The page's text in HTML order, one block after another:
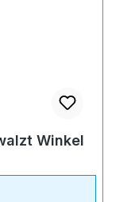
Winkel